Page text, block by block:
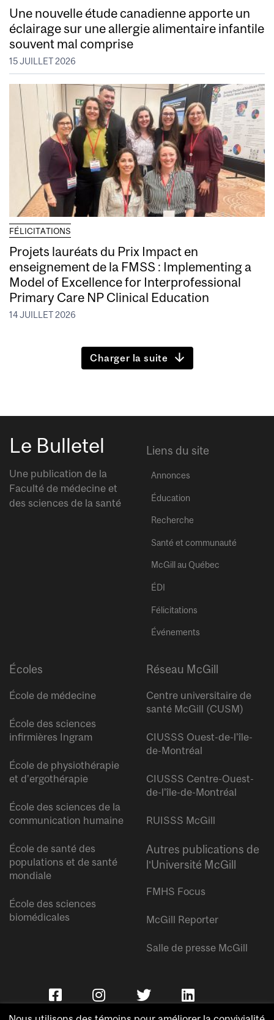
Une nouvelle étude canadienne apporte un
éclairage sur une allergie alimentaire infantile
souvent mal comprise
15 JUILLET 2026
FÉLICITATIONS
Projets lauréats du Prix Impact en
enseignement de la FMSS : Implementing a
Model of Excellence for Interprofessional
Primary Care NP Clinical Education
14 JUILLET 2026
Charger la suite
Le Bulletel
Une publication de la
Faculté de médecine et
des sciences de la santé
Liens du site
Annonces
Éducation
Recherche
Santé et communauté
McGill au Québec
ÉDI
Félicitations
Événements
Écoles
École de médecine
École des sciences
infirmières Ingram
École de physiothérapie
et d’ergothérapie
École des sciences de la
communication humaine
École de santé des
populations et de santé
mondiale
École des sciences
biomédicales
Réseau McGill
Centre universitaire de
santé McGill (CUSM)
CIUSSS Ouest-de-l’île-
de-Montréal
CIUSSS Centre-Ouest-
de-l’île-de-Montréal
RUISSS McGill
Autres publications de
l’Université McGill
FMHS Focus
McGill Reporter
Salle de presse McGill